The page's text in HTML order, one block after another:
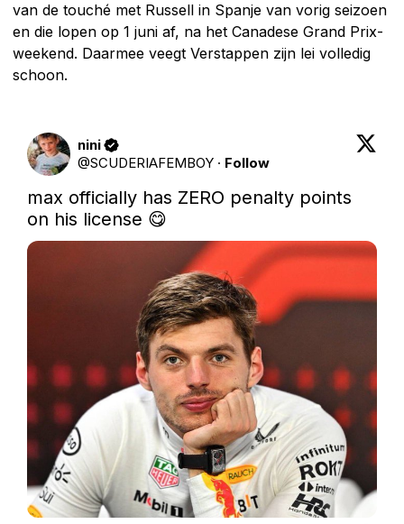
van de touché met Russell in Spanje van vorig seizoen
en die lopen op 1 juni af, na het Canadese Grand Prix-
weekend. Daarmee veegt Verstappen zijn lei volledig
schoon.
nini
@SCUDERIAFEMBOY · Follow
max officially has ZERO penalty points
on his license 😋